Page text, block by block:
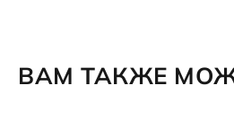
ВАМ ТАКЖЕ